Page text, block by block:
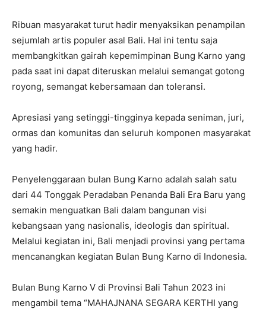
Ribuan masyarakat turut hadir menyaksikan penampilan
sejumlah artis populer asal Bali. Hal ini tentu saja
membangkitkan gairah kepemimpinan Bung Karno yang
pada saat ini dapat diteruskan melalui semangat gotong
royong, semangat kebersamaan dan toleransi.
Apresiasi yang setinggi-tingginya kepada seniman, juri,
ormas dan komunitas dan seluruh komponen masyarakat
yang hadir.
Penyelenggaraan bulan Bung Karno adalah salah satu
dari 44 Tonggak Peradaban Penanda Bali Era Baru yang
semakin menguatkan Bali dalam bangunan visi
kebangsaan yang nasionalis, ideologis dan spiritual.
Melalui kegiatan ini, Bali menjadi provinsi yang pertama
mencanangkan kegiatan Bulan Bung Karno di Indonesia.
Bulan Bung Karno V di Provinsi Bali Tahun 2023 ini
mengambil tema “MAHAJNANA SEGARA KERTHI yang